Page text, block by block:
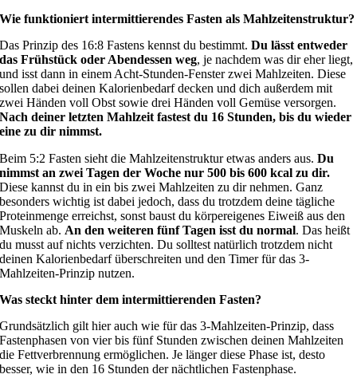
Wie funktioniert intermittierendes Fasten als Mahlzeitenstruktur?
Das Prinzip des 16:8 Fastens kennst du bestimmt.Du lässt entweder
das Frühstück oder Abendessen weg, je nachdem was dir eher liegt,
und isst dann in einem Acht-Stunden-Fenster zwei Mahlzeiten. Diese
sollen dabei deinen Kalorienbedarf decken und dich außerdem mit
zwei Händen voll Obst sowie drei Händen voll Gemüse versorgen.
Nach deiner letzten Mahlzeit fastest du 16 Stunden, bis du wieder
eine zu dir nimmst.
Beim 5:2 Fasten sieht die Mahlzeitenstruktur etwas anders aus.Du
nimmst an zwei Tagen der Woche nur 500 bis 600 kcal zu dir.
Diese kannst du in ein bis zwei Mahlzeiten zu dir nehmen. Ganz
besonders wichtig ist dabei jedoch, dass du trotzdem deine tägliche
Proteinmenge erreichst, sonst baust du körpereigenes Eiweiß aus den
Muskeln ab. An den weiteren fünf Tagen isst du normal. Das heißt
du musst auf nichts verzichten. Du solltest natürlich trotzdem nicht
deinen Kalorienbedarf überschreiten und den Timer für das 3-
Mahlzeiten-Prinzip nutzen.
Was steckt hinter dem intermittierenden Fasten?
Grundsätzlich gilt hier auch wie für das 3-Mahlzeiten-Prinzip, dass
Fastenphasen von vier bis fünf Stunden zwischen deinen Mahlzeiten
die Fettverbrennung ermöglichen. Je länger diese Phase ist, desto
besser, wie in den 16 Stunden der nächtlichen Fastenphase.